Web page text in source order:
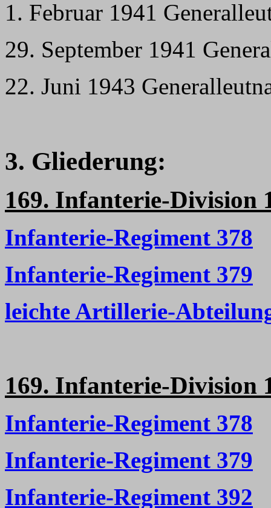
1. Februar 1941
29. September 1941
22. Juni 1943
3. Gliederung:
169. Infanterie-Division
Infanterie-Regiment 378
Infanterie-Regiment 379
leichte Artillerie-
169. Infanterie-Division
Infanterie-Regiment 378
Infanterie-Regiment 379
Infanterie-Regiment 392